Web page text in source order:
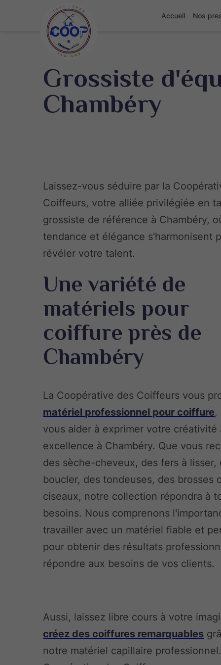
Accueil Nos
Grossiste
Chambéry
Laissez-vous séduire par la
Coiffeurs, votre alliée privilégiée en
grossiste de référence à Chambéry,
tendance et élégance s'harmonisent
révéler votre talent.
Une variété de
matériels pour
coiffure près de
Chambéry
La Coopérative des Coiffeurs vous
matériel professionnel pour coiffure,
vous aider à exprimer votre créativité
excellence à Chambéry. Que vous
des sèche-cheveux, des fers à lisser,
boucler, des tondeuses, des brosses
ciseaux, notre collection répondra à
besoins. Nous comprenons
travailler avec un matériel fiable et
pour obtenir des résultats
répondre aux besoins de vos clients.
Aussi, laissez libre cours à votre
créez des coiffures remarquables
notre matériel capillaire